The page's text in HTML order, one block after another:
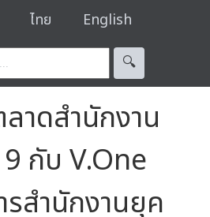
ไทย English
🔍︎
าดสำนักงาน
กับ V.One
สำนักงานยุค